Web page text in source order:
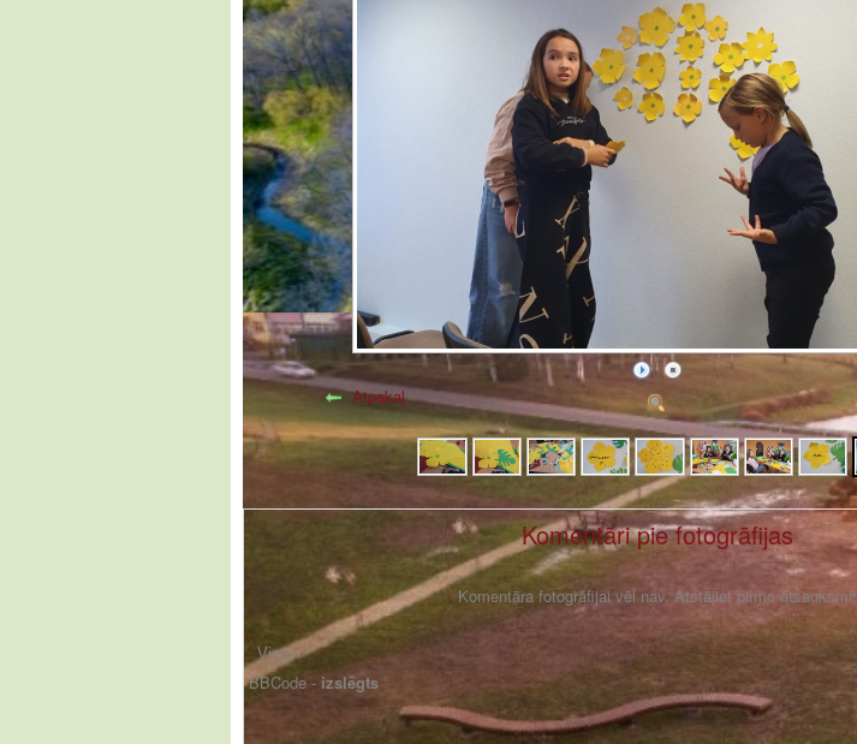
Atpakaļ
Komentāri pie fotogrāfijas
Komentāra fotogrāfijai vēl nav. Atstājiet pirmo atsauksmi!
BBCode - izslēgts